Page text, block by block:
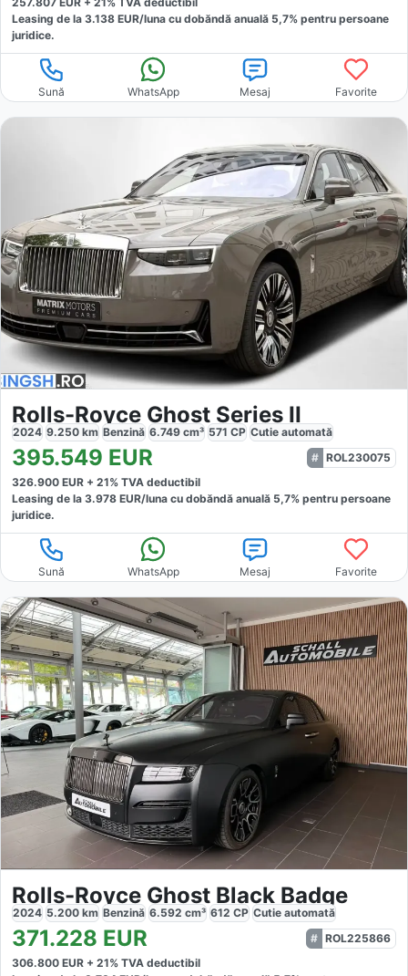
Leasing de la 3.138 EUR/luna cu dobăndă anuală 5,7% pentru persoane
juridice.
Sună WhatsApp Mesaj Favorite
Rolls-Royce Ghost Series II
2024 9.250 km Benzină 6.749 cm³ 571 CP Cutie automată
395.549 EUR
ROL230075
326.900 EUR + 21% TVA deductibil
Leasing de la 3.978 EUR/luna cu dobăndă anuală 5,7% pentru persoane
juridice.
Sună WhatsApp Mesaj Favorite
Rolls-Royce Ghost Black Badge
2024 5.200 km Benzină 6.592 cm³ 612 CP Cutie automată
371.228 EUR
ROL225866
306.800 EUR + 21% TVA deductibil